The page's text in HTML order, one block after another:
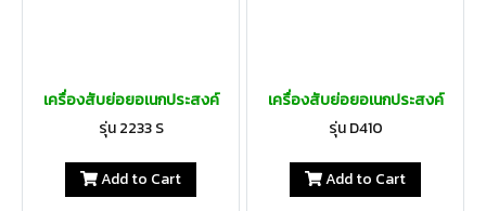
เครื่องสับย่อยอเนกประสงค์
รุ่น 2233 S
Add to Cart
เครื่องสับย่อยอเนกประสงค์
รุ่น D410
Add to Cart